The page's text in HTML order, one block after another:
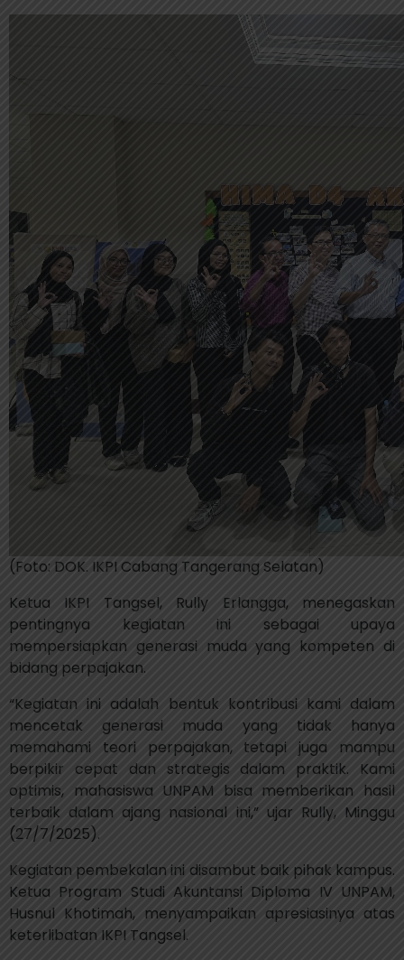
(Foto: DOK. IKPI Cabang Tangerang Selatan)
Ketua IKPI Tangsel, Rully Erlangga, menegaskan
pentingnya kegiatan ini sebagai upaya
mempersiapkan generasi muda yang kompeten di
bidang perpajakan.
“Kegiatan ini adalah bentuk kontribusi kami dalam
mencetak generasi muda yang tidak hanya
memahami teori perpajakan, tetapi juga mampu
berpikir cepat dan strategis dalam praktik. Kami
optimis, mahasiswa UNPAM bisa memberikan hasil
terbaik dalam ajang nasional ini,” ujar Rully, Minggu
(27/7/2025).
Kegiatan pembekalan ini disambut baik pihak kampus.
Ketua Program Studi Akuntansi Diploma IV UNPAM,
Husnul Khotimah, menyampaikan apresiasinya atas
keterlibatan IKPI Tangsel.